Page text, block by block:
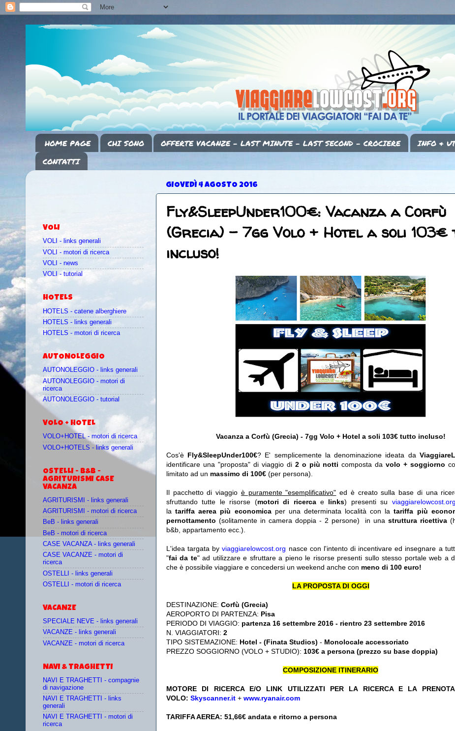
HOME PAGE CHI SONO OFFERTE VACANZE - LAST MINUTE - LAST SECOND - CROCIERE INFO &
CONTATTI
GIOVEDÌ 4 AGOSTO 2016
Fly&SleepUnder100€: Vacanza a Corfù
(Grecia) - 7gg Volo + Hotel a soli
incluso!
Vacanza a Corfù (Grecia) - 7gg Volo + Hotel a soli 103€ tutto incluso!
Cos'è Fly&SleepUnder100€? E' semplicemente la denominazione ideata da
identificare una "proposta" di viaggio di 2 o più notticomposta davolo + soggiorno
limitato ad un massimo di 100€ (per persona).
Il pacchetto di viaggio è puramente "esemplificativo" ed è creato sulla base di una
sfruttando tutte le risorse (motori di ricerca e links) presenti su viaggiarelowcost.org
la tariffa aerea più economicaper una determinata località con latariffa più
pernottamento (solitamente in camera doppia - 2 persone) in unastruttura ricettiva
b&b, appartamento ecc.).
L'idea targata byviaggiarelowcost.org nasce con l'intento di incentivare ed insegnare a
"fai da te" ad utilizzare e sfruttare a pieno le risorse presenti sullo stesso portale web a
che è possibile viaggiare e concedersi un weekend anche con meno di 100 euro!
LA PROPOSTA DI OGGI
DESTINAZIONE: Corfù (Grecia)
AEROPORTO DI PARTENZA: Pisa
PERIODO DI VIAGGIO: partenza 16 settembre 2016 - rientro 23 settembre 2016
N. VIAGGIATORI: 2
TIPO SISTEMAZIONE: Hotel - (Finata Studios) - Monolocale accessoriato
PREZZO SOGGIORNO (VOLO + STUDIO): 103€ a persona (prezzo su base doppia)
COMPOSIZIONE ITINERARIO
MOTORE DI RICERCA E/O LINK UTILIZZATI PER LA RICERCA E LA
VOLO: Skyscanner.it + www.ryanair.com
TARIFFA AEREA: 51,66€ andata e ritorno a persona
VOLI
VOLI - links generali
VOLI - motori di ricerca
VOLI - news
VOLI - tutorial
HOTELS
HOTELS - catene alberghiere
HOTELS - links generali
HOTELS - motori di ricerca
AUTONOLEGGIO
AUTONOLEGGIO - links generali
AUTONOLEGGIO - motori di
ricerca
AUTONOLEGGIO - tutorial
VOLO + HOTEL
VOLO+HOTEL - motori di ricerca
VOLO+HOTELS - links generali
OSTELLI - B&B -
AGRITURISMI CASE
VACANZA
AGRITURISMI - links generali
AGRITURISMI - motori di ricerca
BeB - links generali
BeB - motori di ricerca
CASE VACANZA - links generali
CASE VACANZE - motori di
ricerca
OSTELLI - links generali
OSTELLI - motori di ricerca
VACANZE
SPECIALE NEVE - links generali
VACANZE - links generali
VACANZE - motori di ricerca
NAVI & TRAGHETTI
NAVI E TRAGHETTI - compagnie
di navigazione
NAVI E TRAGHETTI - links
generali
NAVI E TRAGHETTI - motori di
ricerca